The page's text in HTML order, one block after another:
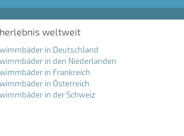
weltweit
in Deutschland
in den Niederlanden
in Frankreich
in Österreich
in der Schweiz